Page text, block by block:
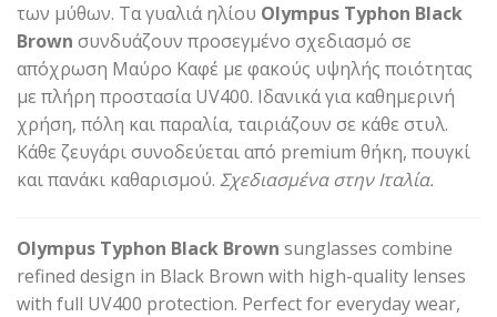
των μύθων. Τα γυαλιά ηλίου Olympus Typhon Black
Brown συνδυάζουν προσεγμένο σχεδιασμό σε
απόχρωση Μαύρο Καφέ με φακούς υψηλής ποιότητας
με πλήρη προστασία UV400. Ιδανικά για καθημερινή
χρήση, πόλη και παραλία, ταιριάζουν σε κάθε στυλ.
Κάθε ζευγάρι συνοδεύεται από premium θήκη, πουγκί
και πανάκι καθαρισμού. Σχεδιασμένα στην Ιταλία.
Olympus Typhon Black Brown sunglasses combine
refined design in Black Brown with high-quality lenses
with full UV400 protection. Perfect for everyday wear,